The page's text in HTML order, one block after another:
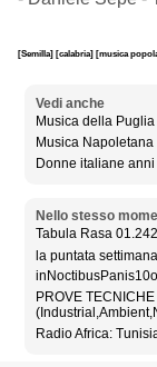
[Semilla] [calabria] [musica
Vedi anche
Musica della Puglia
Musica Napoletana
Donne italiane anni
Nello stesso
Tabula Rasa
la puntata
PROVE
Radio Africa: